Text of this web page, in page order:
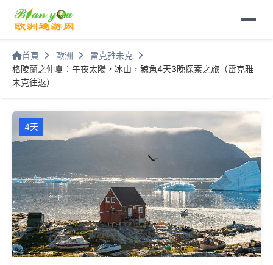
首頁 歐洲
雷克雅未克
格陵蘭之仲夏：午夜太陽，冰山，鯨魚4天3晚探索之旅（雷克雅
未克往返）
4天